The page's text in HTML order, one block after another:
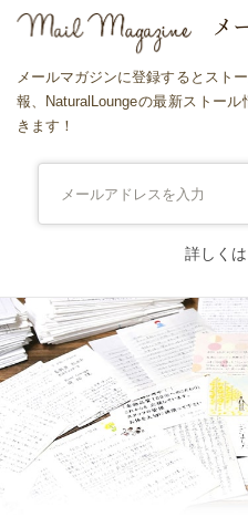
メールマガジンに登録するとスト
報、NaturalLoungeの最新ストー
きます！
詳しく